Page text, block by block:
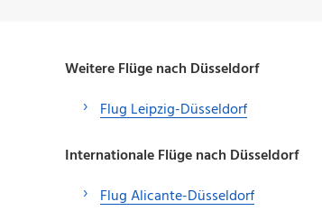
Weitere Flüge nach Düsseldorf
Flug Leipzig-Düsseldorf
Internationale Flüge nach Düsseldorf
Flug Alicante-Düsseldorf